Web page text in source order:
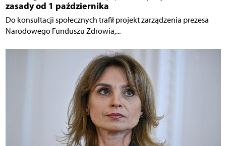
zasady od 1 października
Do konsultacji społecznych trafił projekt zarządzenia prezesa
Narodowego Funduszu Zdrowia,...